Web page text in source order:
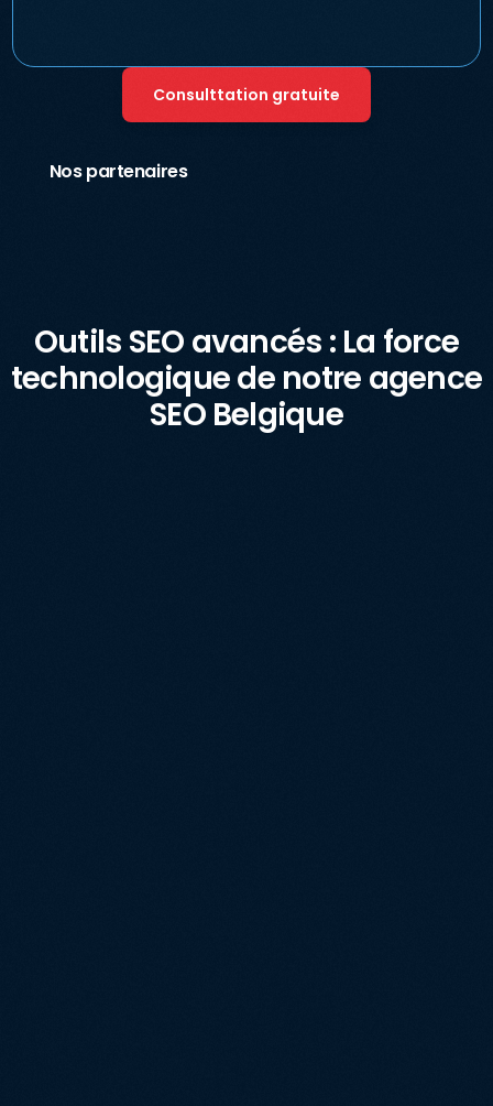
Consulttation gratuite
Nos partenaires
Outils SEO avancés : La force
technologique de notre agence
SEO Belgique